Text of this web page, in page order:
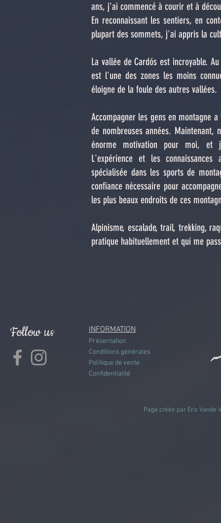
ans, j'ai commencé à courir et à
En reconnaissant les sentiers, en
plupart des sommets, j'ai appris la
La vallée de Cardós est incroyable.
est l'une des zones les moins
éloigne de la foule des autres vallées.
Accompagner les gens en montagne
de nombreuses années. Maintenant,
énorme motivation pour moi, et
L'expérience et les
spécialisée dans les sports de
confiance nécessaire pour
les plus beaux endroits de ces
Alpinisme, escalade, trail, trekking,
pratique habituellement et qui me
Follow us INFORMATION
Présentation
Conditions générales
Politique de vente
Confidentialité
Page créée par Èric Vande